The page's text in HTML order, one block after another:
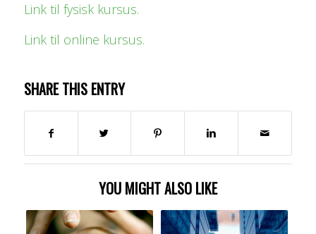
Link til fysisk kursus.
Link til online kursus.
SHARE THIS ENTRY
YOU MIGHT ALSO LIKE